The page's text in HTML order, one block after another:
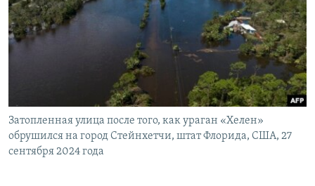
Затопленная улица после того, как ураган «Хелен»
обрушился на город Стейнхетчи, штат Флорида, США, 27
сентября 2024 года